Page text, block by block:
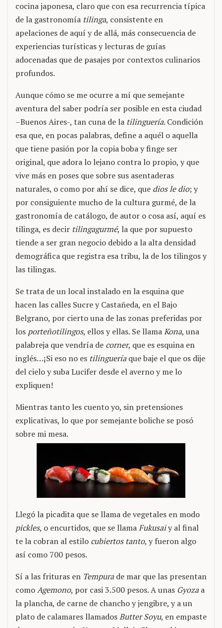
cocina japonesa, claro que con esa recurrencia típica
de la gastronomía tilinga, consistente en
apelaciones de aquí y de allá, más consecuencia de
experiencias turísticas y lecturas de guías
adocenadas que de pasajes por contextos culinarios
profundos.
Aunque cómo se me ocurre a mí que semejante
aventura del saber podría ser posible en esta ciudad
–Buenos Aires-, tan cuna de la tilinguería. Condición
esa que, en pocas palabras, define a aquél o aquella
que tiene pasión por la copia boba y finge ser
original, que adora lo lejano contra lo propio, y que
vive más en poses que sobre sus asentaderas
naturales, o como por ahí se dice, que dios le dio; y
por consiguiente mucho de la cultura gurmé, de la
gastronomía de catálogo, de autor o cosa así, aquí es
tilinga, es decir tilingagurmé, la que por supuesto
tiende a ser gran negocio debido a la alta densidad
demográfica que registra esa tribu, la de los tilingos y
las tilingas.
Se trata de un local instalado en la esquina que
hacen las calles Sucre y Castañeda, en el Bajo
Belgrano, por cierto una de las zonas preferidas por
los porteñotilingos, ellos y ellas. Se llamaKona, una
palabreja que vendría de corner, que es esquina en
inglés…¡Si eso no es tilingueríaque baje el que os dije
del cielo y suba Lucifer desde el averno y me lo
expliquen!
Mientras tanto les cuento yo, sin pretensiones
explicativas, lo que por semejante boliche se posó
sobre mi mesa.
Llegó la picadita que se llama de vegetales en modo
pickles, o encurtidos, que se llamaFukusaiy al final
te la cobran al estilo cubiertos tanto, y fueron algo
así como 700 pesos.
Sí a las frituras en Tempurade mar que las presentan
comoAgemono, por casi 3.500 pesos. A unas Gyozaa
la plancha, de carne de chancho y jengibre, y a un
plato de calamares llamadosButter Soyu, en empaste